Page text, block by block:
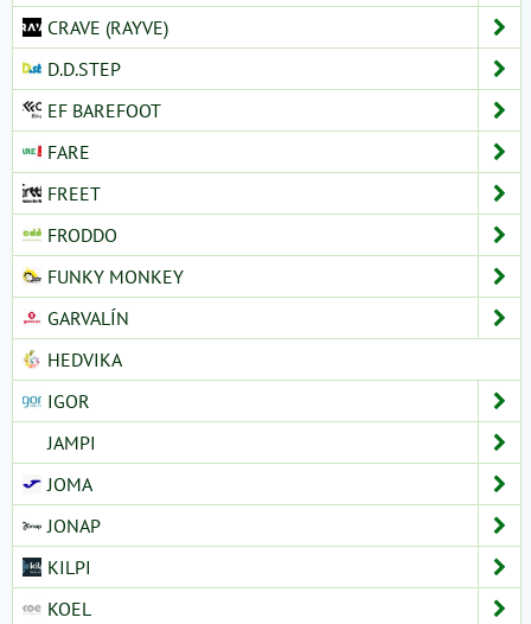
CRAVE (RAYVE)
D.D.STEP
EF BAREFOOT
FARE
FREET
FRODDO
FUNKY MONKEY
GARVALÍN
HEDVIKA
IGOR
JAMPI
JOMA
JONAP
KILPI
KOEL